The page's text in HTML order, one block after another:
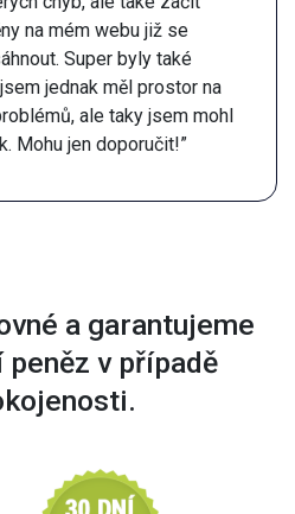
na mém webu již se
Super byly také
jednak měl prostor na
ale taky jsem mohl
Mohu jen doporučit!”
a garantujeme
peněz v případě